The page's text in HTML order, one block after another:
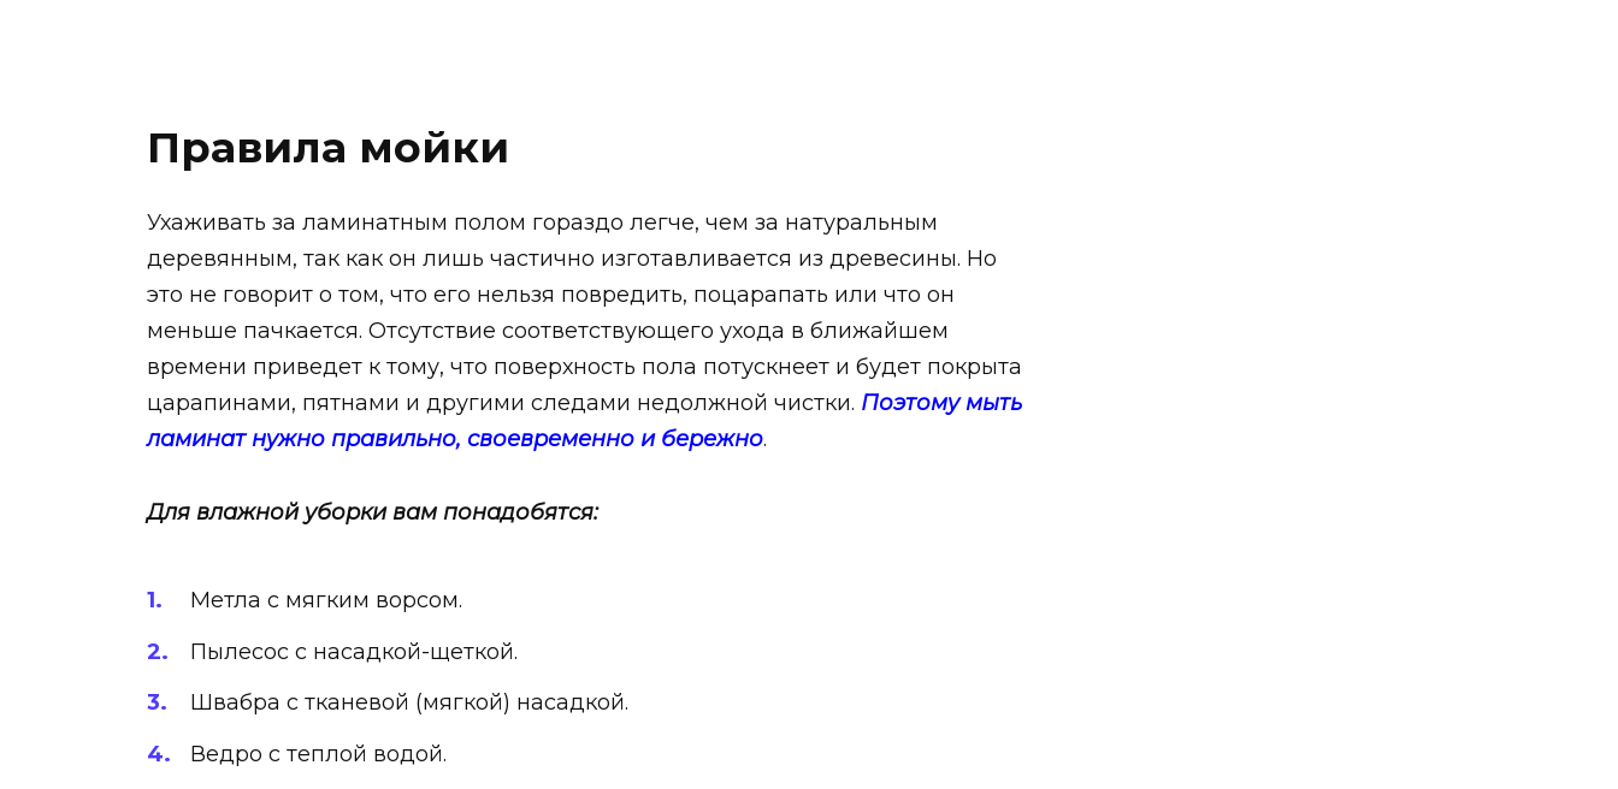
Правила мойки
Ухаживать за ламинатным полом гораздо легче, чем за натуральным
деревянным, так как он лишь частично изготавливается из древесины. Но
это не говорит о том, что его нельзя повредить, поцарапать или что он
меньше пачкается. Отсутствие соответствующего ухода в ближайшем
времени приведет к тому, что поверхность пола потускнеет и будет покрыта
царапинами, пятнами и другими следами недолжной чистки. Поэтому мыть
ламинат нужно правильно, своевременно и бережно.
Для влажной уборки вам понадобятся:
Метла с мягким ворсом.
Пылесос с насадкой-щеткой.
Швабра с тканевой (мягкой) насадкой.
Ведро с теплой водой.